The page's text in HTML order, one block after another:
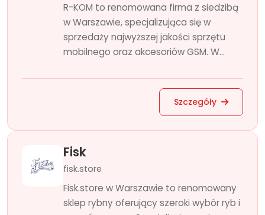
R-KOM to renomowana firma z siedzibą
w Warszawie, specjalizująca się w
sprzedaży najwyższej jakości sprzętu
mobilnego oraz akcesoriów GSM. W...
Szczegóły
Fisk
fisk.store
Fisk.store w Warszawie to renomowany
sklep rybny oferujący szeroki wybór ryb i